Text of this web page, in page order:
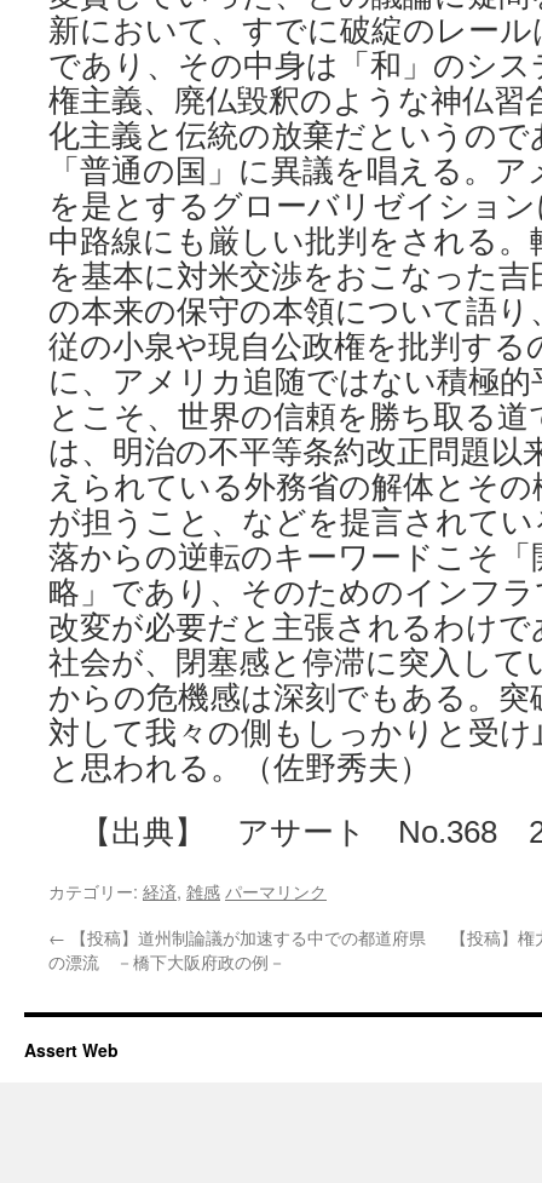
新において、すでに破綻のレー
であり、その中身は「和」のシ
権主義、廃仏毀釈のような神仏習
化主義と伝統の放棄だというので
「普通の国」に異議を唱える。
を是とするグローバリゼイショ
中路線にも厳しい批判をされる。
を基本に対米交渉をおこなった吉
の本来の保守の本領について語
従の小泉や現自公政権を批判する
に、アメリカ追随ではない積極
とこそ、世界の信頼を勝ち取る
は、明治の不平等条約改正問題以
えられている外務省の解体とそ
が担うこと、などを提言されて
落からの逆転のキーワードこそ「
略」であり、そのためのインフ
改変が必要だと主張されるわけ
社会が、閉塞感と停滞に突入して
からの危機感は深刻でもある。
対して我々の側もしっかりと受
と思われる。（佐野秀夫）
【出典】 アサート No.368
カテゴリー: 経済, 雑感 パーマリンク
← 【投稿】道州制論議が加速する中での都道府県
の漂流 －橋下大阪府政の例－
【投稿】
Assert Web